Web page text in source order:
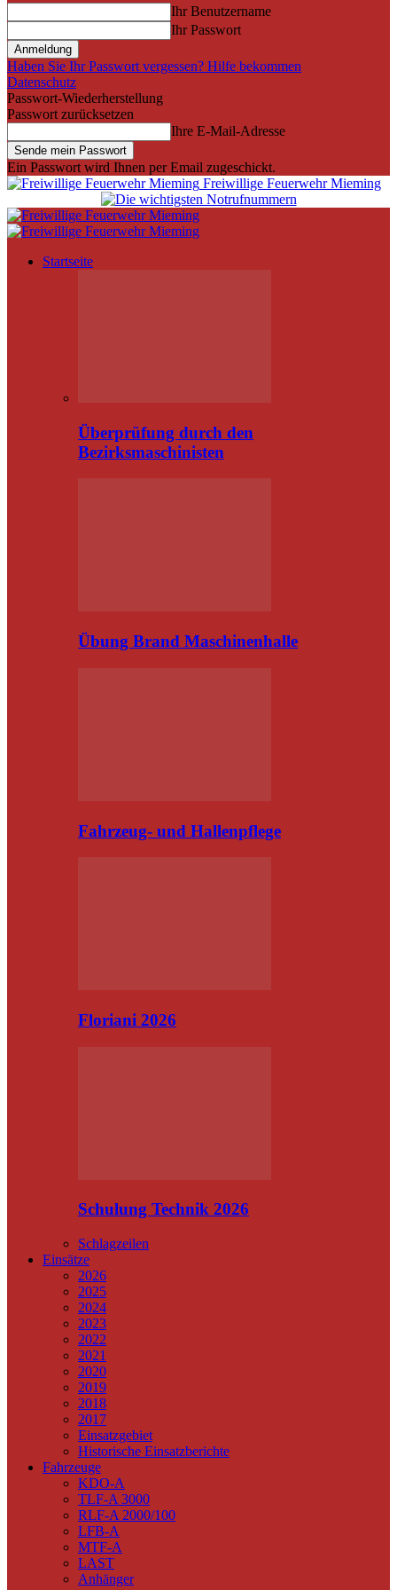
Ihr Benutzername
Ihr Passwort
Haben Sie Ihr Passwort vergessen? Hilfe bekommen
Datenschutz
Passwort-Wiederherstellung
Passwort zurücksetzen
Ihre E-Mail-Adresse
Ein Passwort wird Ihnen per Email zugeschickt.
Freiwillige Feuerwehr Mieming
Startseite
Überprüfung durch den
Bezirksmaschinisten
Übung Brand Maschinenhalle
Fahrzeug- und Hallenpflege
Floriani 2026
Schulung Technik 2026
Schlagzeilen
Einsätze
2026
2025
2024
2023
2022
2021
2020
2019
2018
2017
Einsatzgebiet
Historische Einsatzberichte
Fahrzeuge
KDO-A
TLF-A 3000
RLF-A 2000/100
LFB-A
MTF-A
LAST
Anhänger